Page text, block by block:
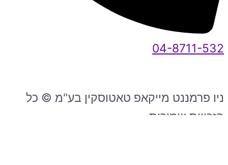
04-8711-532
ניו פרמננט מייקאפ טאטוסקין בע"מ © כל
הזכויות שמורות